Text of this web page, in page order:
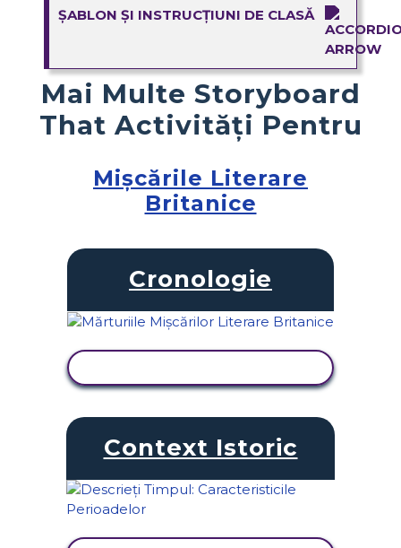
ȘABLON ȘI INSTRUCȚIUNI DE CLASĂ
Mai Multe Storyboard
That Activități Pentru
Mișcările Literare
Britanice
Cronologie
Context Istoric